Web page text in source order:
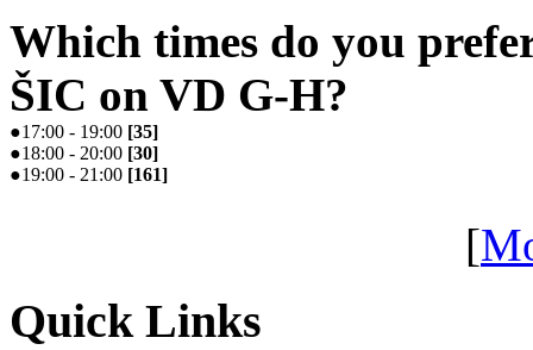
Which times do you
ŠIC on VD G-H?
●17:00 - 19:00 [35]
●18:00 - 20:00 [30]
●19:00 - 21:00 [161]
[
Quick Links